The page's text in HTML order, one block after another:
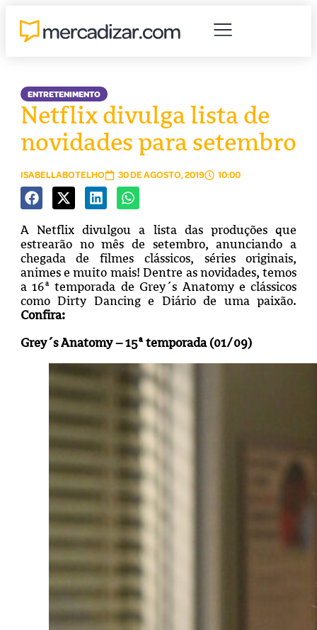
ENTRETENIMENTO
Netflix divulga lista de
novidades para setembro
ISABELLABOTELHO 30 DE AGOSTO, 2019 10:00
A Netflix divulgou a lista das produções que
estrearão no mês de setembro, anunciando a
chegada de filmes clássicos, séries originais,
animes e muito mais! Dentre as novidades, temos
a 16ª temporada de Grey´s Anatomy e clássicos
como Dirty Dancing e Diário de uma paixão.
Confira:
Grey´s Anatomy – 15ª temporada (01/09)